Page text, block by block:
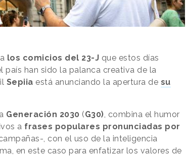
los comicios del 23-J que estos días
han sido la palanca creativa de la
Sepiia está anunciando la apertura de su
Generación 2030 (G30) , combina el humor
a frases populares pronunciadas por
, con el uso de la inteligencia
en este caso para enfatizar los valores de